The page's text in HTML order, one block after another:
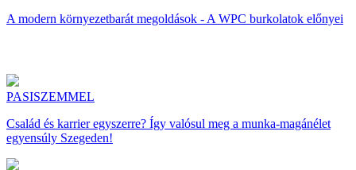
A modern környezetbarát megoldások - A WPC burkolatok előnyei
PASISZEMMEL
Család és karrier egyszerre? Így valósul meg a munka-magánélet
egyensúly Szegeden!